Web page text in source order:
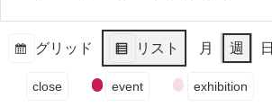
グリッド
表
リスト
表
月 週 日
close event exhibition